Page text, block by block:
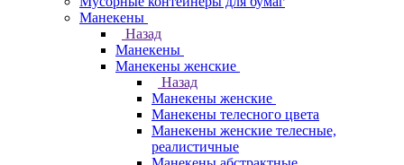
Манекены
Назад
Манекены
Манекены женские
Назад
Манекены женские
Манекены телесного цвета
Манекены женские телесные,
реалистичные